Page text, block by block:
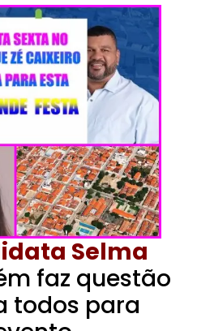
Selma
faz questão
todos para